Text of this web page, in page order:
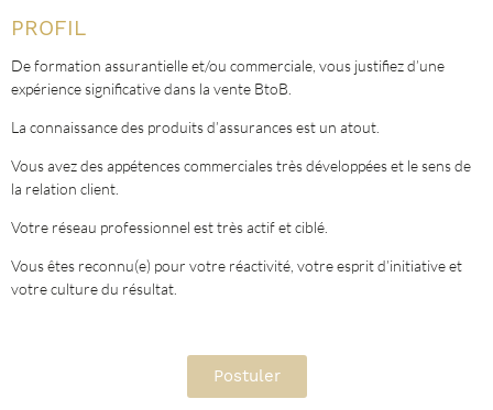
PROFIL
De formation assurantielle et/ou commerciale, vous justifiez d’une
expérience significative dans la vente BtoB.
La connaissance des produits d’assurances est un atout.
Vous avez des appétences commerciales très développées et le sens de
la relation client.
Votre réseau professionnel est très actif et ciblé.
Vous êtes reconnu(e) pour votre réactivité, votre esprit d’initiative et
votre culture du résultat.
Postuler